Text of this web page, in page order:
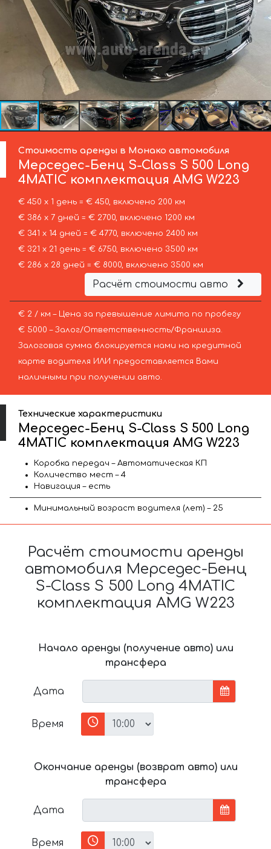
Стоимость аренды в Монако автомобиля
Мерседес-Бенц S-Class S 500 Long
4MATIC комплектация AMG W223
€ 450 х 1 день = € 450, включено 200 км
€ 386 х 7 дней = € 2700, включено 1200 км
€ 341 х 14 дней = € 4770, включено 2400 км
€ 321 х 21 день = € 6750, включено 3500 км
€ 286 х 28 дней = € 8000, включено 3500 км
Расчёт стоимости авто
€ 2 / км – Цена за превышение лимита по пробегу
€ 5000 – Залог/Ответственность/Франшиза.
Залоговая сумма блокируется нами на кредитной
карте водителя ИЛИ предоставляется Вами
наличными при получении авто.
Технические характеристики
Мерседес-Бенц S-Class S 500 Long
4MATIC комплектация AMG W223
Коробка передач – Автоматическая КП
Количество мест – 4
Навигация – есть
Минимальный возраст водителя (лет) – 25
Расчёт стоимости аренды
автомобиля Мерседес-Бенц
S-Class S 500 Long 4MATIC
комплектация AMG W223
Начало аренды (получение авто) или
трансфера
Дата
Время
Окончание аренды (возврат авто) или
трансфера
Дата
Время